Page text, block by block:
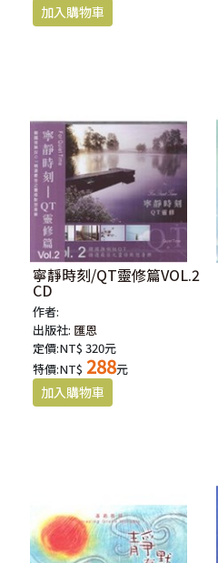
寧靜時刻/QT靈修篇VOL.2
CD
作者:
出版社: 匯恩
定價:NT$ 320元
特價:NT$ 288元